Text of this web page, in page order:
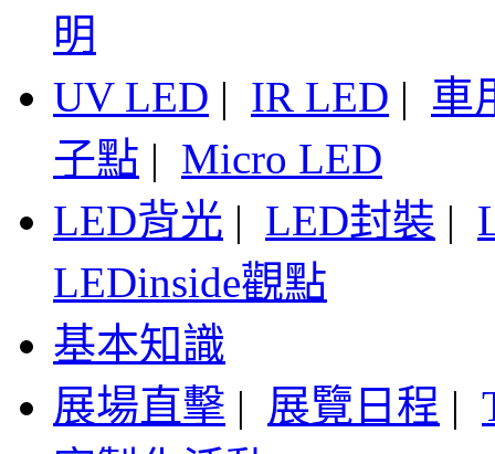
明
UV LED | IR LED | 車
子點 | Micro LED
LED背光 | LED封裝 |
LEDinside觀點
基本知識
展場直擊 | 展覽日程 |